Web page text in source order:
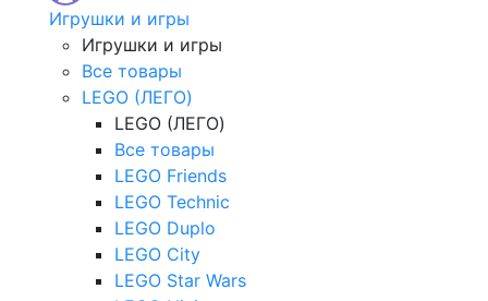
Игрушки и игры
Игрушки и игры
Все товары
LEGO (ЛЕГО)
LEGO (ЛЕГО)
Все товары
LEGO Friends
LEGO Technic
LEGO Duplo
LEGO City
LEGO Star Wars